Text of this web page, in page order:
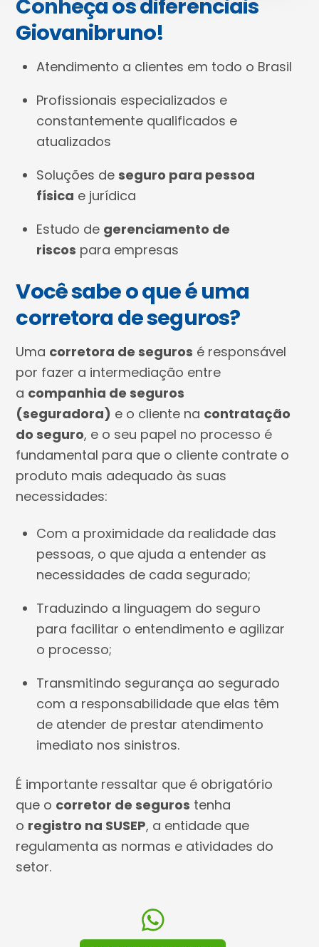
Conheça os diferenciais
Giovanibruno!
Atendimento a clientes em todo o Brasil
Profissionais especializados e
constantemente qualificados e
atualizados
Soluções deseguro para pessoa
física e jurídica
Estudo de gerenciamento de
riscos para empresas
Você sabe o que é uma
corretora de seguros?
Uma corretora de seguros é responsável
por fazer a intermediação entre
a companhia de seguros
(seguradora) e o cliente na contratação
do seguro, e o seu papel no processo é
fundamental para que o cliente contrate o
produto mais adequado às suas
necessidades:
Com a proximidade da realidade das
pessoas, o que ajuda a entender as
necessidades de cada segurado;
Traduzindo a linguagem do seguro
para facilitar o entendimento e agilizar
o processo;
Transmitindo segurança ao segurado
com a responsabilidade que elas têm
de atender de prestar atendimento
imediato nos sinistros.
É importante ressaltar que é obrigatório
que o corretor de seguros tenha
o registro na SUSEP, a entidade que
regulamenta as normas e atividades do
setor.